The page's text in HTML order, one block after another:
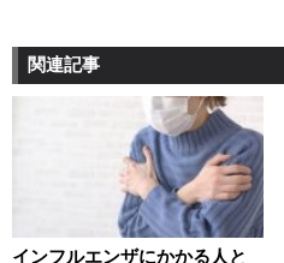
関連記事
インフルエンザにかかる人と